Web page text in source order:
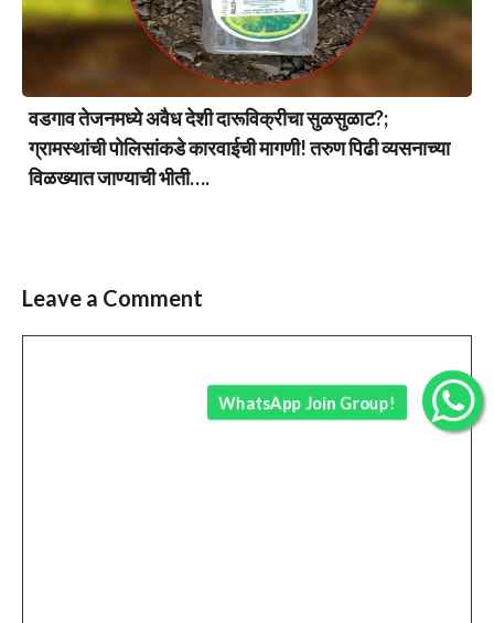
वडगाव तेजनमध्ये अवैध देशी दारूविक्रीचा सुळसुळाट?;
ग्रामस्थांची पोलिसांकडे कारवाईची मागणी! तरुण पिढी व्यसनाच्या
विळख्यात जाण्याची भीती….
Leave a Comment
WhatsApp Join Group!